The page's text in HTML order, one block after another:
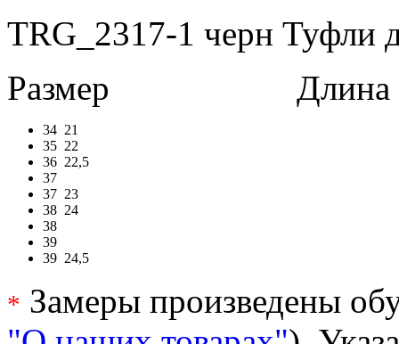
TRG_2317-1 черн Туфли
Размер
Длина в
34 21
35 22
36 22,5
37
37 23
38 24
38
39
39 24,5
* Замеры произведены